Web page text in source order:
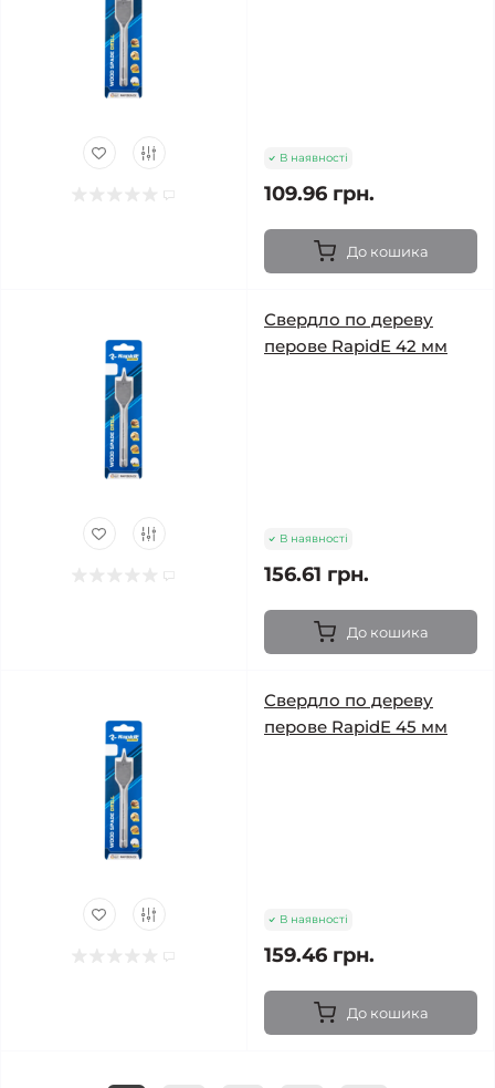
В наявності
109.96 грн.
До кошика
Свердло по дереву
перове RapidE 42 мм
В наявності
156.61 грн.
До кошика
Свердло по дереву
перове RapidE 45 мм
В наявності
159.46 грн.
До кошика